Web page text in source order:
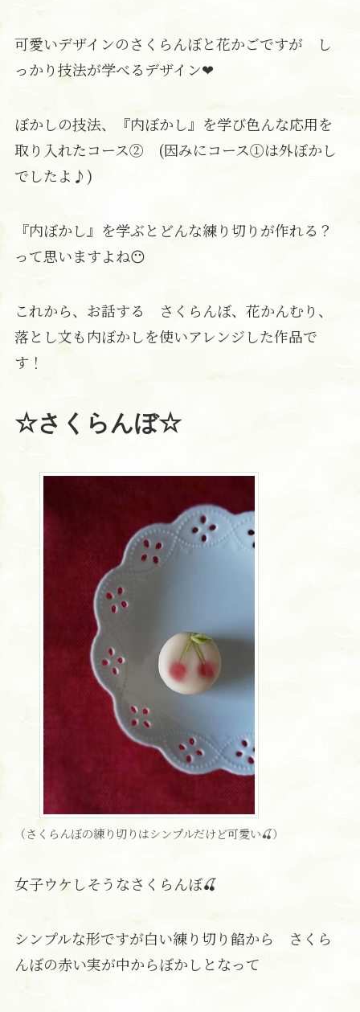
可愛いデザインのさくらんぼと花かごですが し
っかり技法が学べるデザイン❤
ぼかしの技法、『内ぼかし』を学び色んな応用を
取り入れたコース② (因みにコース①は外ぼかし
でしたよ♪)
『内ぼかし』を学ぶとどんな練り切りが作れる？
って思いますよね😶
これから、お話する さくらんぼ、花かんむり、
落とし文も内ぼかしを使いアレンジした作品で
す！
☆さくらんぼ☆
（さくらんぼの練り切りはシンプルだけど可愛い🍒）
女子ウケしそうなさくらんぼ🍒
シンプルな形ですが白い練り切り餡から さくら
んぼの赤い実が中からぼかしとなって